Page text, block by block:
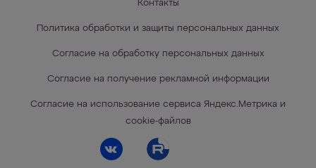
Контакты
Политика обработки и защиты персональных данных
Согласие на обработку персональных данных
Согласие на получение рекламной информации
Согласие на использование сервиса Яндекс.Метрика и
cookie-файлов